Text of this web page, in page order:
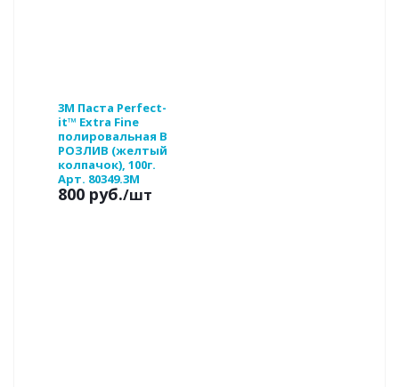
3М Паста Perfect-
it™ Extra Fine
полировальная В
РОЗЛИВ (желтый
колпачок), 100г.
Арт. 80349.3M
800 руб./шт